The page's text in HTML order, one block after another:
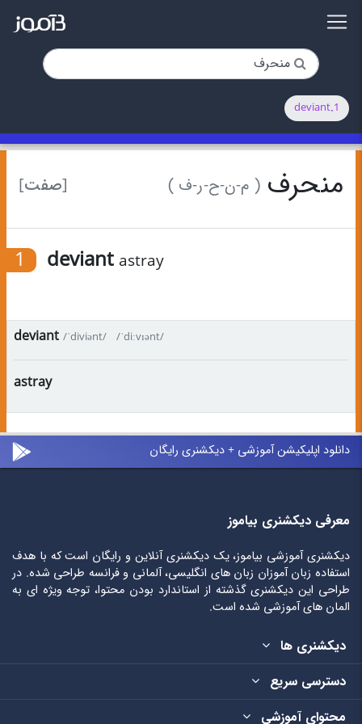
1.deviant
[صفت] منحرف ( م-ن-ح-ر-ف )
1 deviant astray
deviant /ˈdiviənt/ /ˈdiːvɪənt/
astray
دانلود اپلیکیشن آموزشی + دیکشنری رایگان
معرفی دیکشنری بیاموز
دیکشنری آموزشی بیاموز، یک دیکشنری آنلاین و رایگان است که با هدف
استفاده زبان آموزان زبان های انگلیسی، آلمانی و فرانسه طراحی شده. در
طراحی این دیکشنری گذشته از استاندارد بودن محتوا، توجه ویژه ای به
المان های آموزشی شده است.
دیکشنری ها
دسترسی سریع
محتوای آموزشی